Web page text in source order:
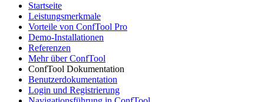
Startseite
Leistungsmerkmale
Vorteile von ConfTool Pro
Demo-Installationen
Referenzen
Mehr über ConfTool
ConfTool Dokumentation
Benutzerdokumentation
Login und Registrierung